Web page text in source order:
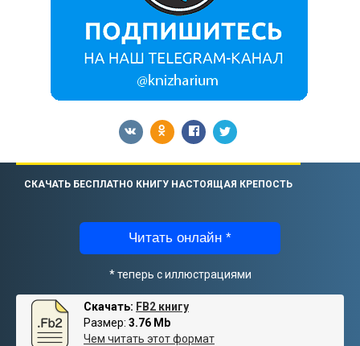
СКАЧАТЬ БЕСПЛАТНО КНИГУ НАСТОЯЩАЯ КРЕПОСТЬ
Читать онлайн *
* теперь с иллюстрациями
Скачать: FB2 книгу
Размер: 3.76 Mb
Чем читать этот формат